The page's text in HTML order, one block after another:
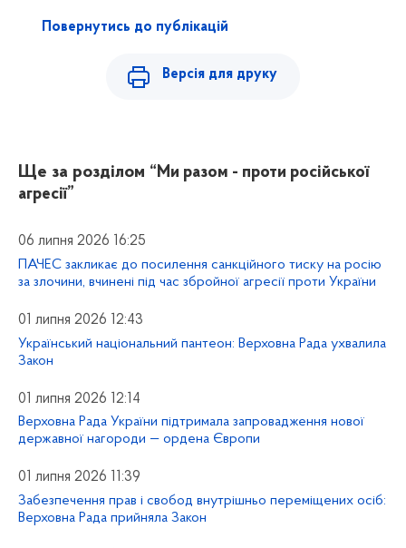
Повернутись до публікацій
Версія для друку
Ще за розділом “Ми разом - проти російської
агресії”
06 липня 2026 16:25
ПАЧЕС закликає до посилення санкційного тиску на росію
за злочини, вчинені під час збройної агресії проти України
01 липня 2026 12:43
Український національний пантеон: Верховна Рада ухвалила
Закон
01 липня 2026 12:14
Верховна Рада України підтримала запровадження нової
державної нагороди — ордена Європи
01 липня 2026 11:39
Забезпечення прав і свобод внутрішньо переміщених осіб:
Верховна Рада прийняла Закон